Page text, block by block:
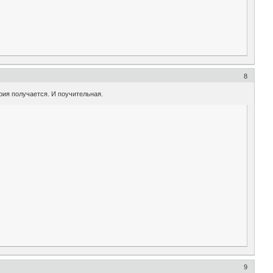
8
получается. И поучительная.
9